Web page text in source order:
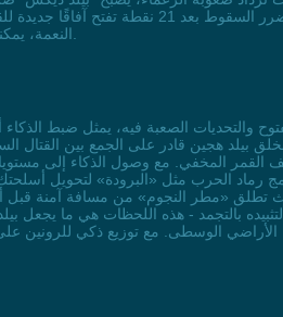
من ضرر السقوط بعد 21 نقطة
لتثبيده بالتجمد - هذه اللحظات هي ما يجعل
الأراضي الوسطى. مع توزيع ذكي للرونين